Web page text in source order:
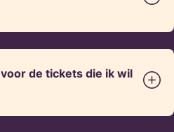
de tickets die ik wil